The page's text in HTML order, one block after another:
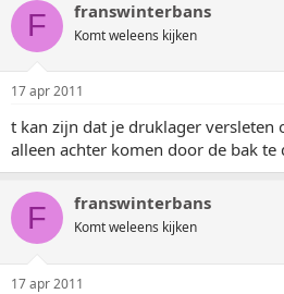
F franswinterbans
Komt weleens kijken
17 apr 2011
t kan zijn dat je druklager versleten
alleen achter komen door de bak te
F franswinterbans
Komt weleens kijken
17 apr 2011